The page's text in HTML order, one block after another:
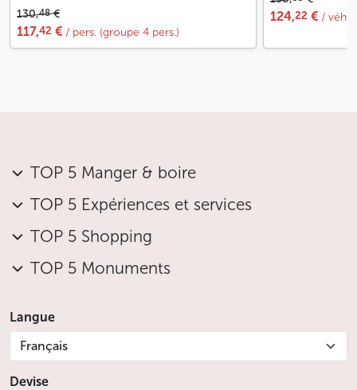
130,48€
117,42 € / pers. (groupe 4 pers.)
124,22 € /
TOP 5 Manger & boire
TOP 5 Expériences et services
TOP 5 Shopping
TOP 5 Monuments
Langue
Français
Devise